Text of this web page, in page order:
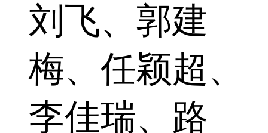
刘飞、郭建
梅、任颖超、
李佳瑞、路